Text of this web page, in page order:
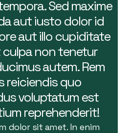
Sed maxime
aut iusto dolor id
aut illo cupiditate
non tenetur
autem. Rem
reiciendis quo
voluptatum est
reprehenderit!
dolor sit amet. In enim